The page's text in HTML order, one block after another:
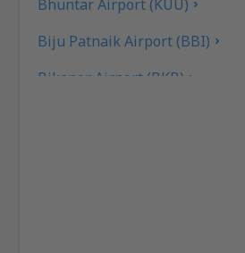
Bhuntar Airport (KUU)
Biju Patnaik Airport (BBI)
Bikaner Airport (BKB)